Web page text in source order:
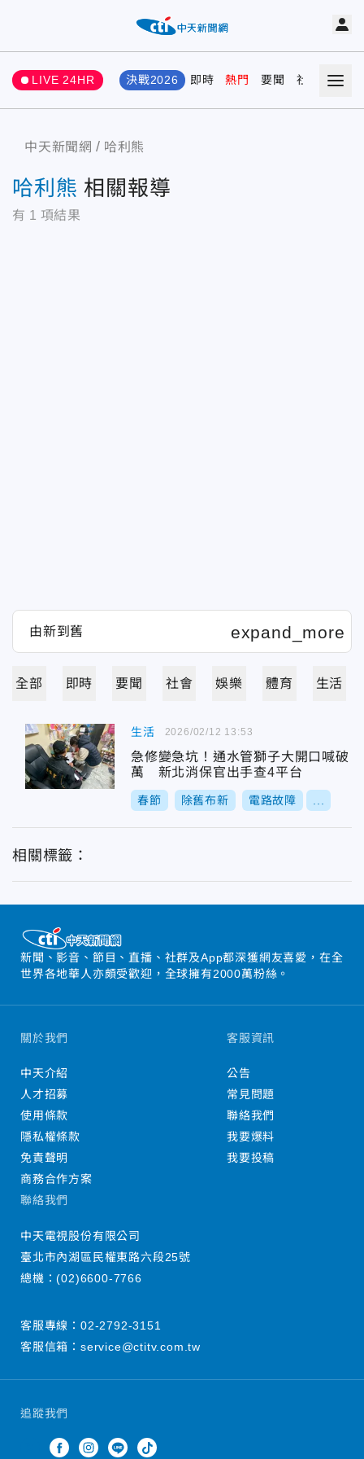
LIVE 24HR 決戰2026 即時 熱門 要聞 社會 娛樂
中天新聞網 哈利熊
哈利熊 相關報導
有 1 項結果
全部 即時 要聞 社會 娛樂 體育 生活
生活
急修變急坑！通水管獅子大開口喊破
萬 新北消保官出手查4平台
春節 除舊布新 電路故障
2026/02/12 13:53
相關標籤：
新聞、影音、節目、直播、社群及App都深獲網友喜愛，在全
世界各地華人亦頗受歡迎，全球擁有2000萬粉絲。
追蹤我們
關於我們
中天介紹
人才招募
使用條款
隱私權條款
免責聲明
商務合作方案
客服資訊
公告
常見問題
聯絡我們
我要爆料
我要投稿
聯絡我們
中天電視股份有限公司
臺北市內湖區民權東路六段25號
總機：(02)6600-7766
客服專線： 02-2792-3151
客服信箱： service@ctitv.com.tw